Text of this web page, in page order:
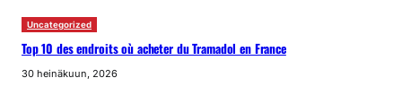
Uncategorized
Top 10 des endroits où acheter du Tramadol en France
30 heinäkuun, 2026